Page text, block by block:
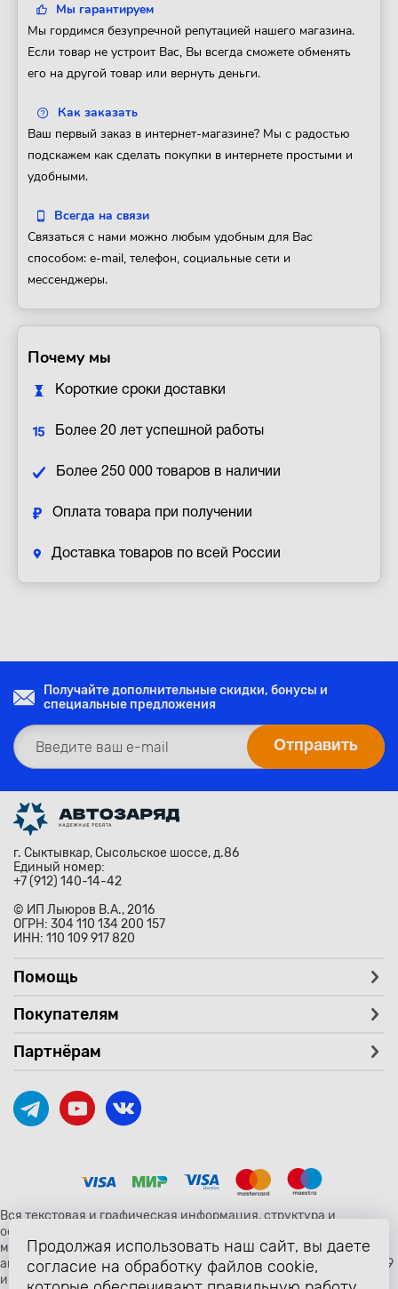
Мы гарантируем
Мы гордимся безупречной репутацией нашего магазина.
Если товар не устроит Вас, Вы всегда сможете обменять
его на другой товар или вернуть деньги.
Как заказать
Ваш первый заказ в интернет-магазине? Мы с радостью
подскажем как сделать покупки в интернете простыми и
удобными.
Всегда на связи
Связаться с нами можно любым удобным для Вас
способом: e-mail, телефон, социальные сети и
мессенджеры.
Почему мы
Короткие сроки доставки
Более 20 лет успешной работы
Более 250 000 товаров в наличии
Оплата товара при получении
Доставка товаров по всей России
Получайте дополнительные скидки, бонусы и
специальные предложения
г. Сыктывкар, Сысольское шоссе, д.86
Единый номер:
+7 (912) 140-14-42
© ИП Лыюров В.А., 2016
ОГРН: 304 110 134 200 157
ИНН: 110 109 917 820
Помощь
Покупателям
Партнёрам
Вся текстовая и графическая информация, структура и
оформление страницы avtozaryad.ru защищены российскими и
международными законами и соглашениями об охране
авторских прав и интеллектуальной собственности (статьи 1259
и 1260 главы 70 «Авторское право» Гражданского Кодекса
Продолжая использовать наш сайт, вы даете
согласие на обработку файлов cookie,